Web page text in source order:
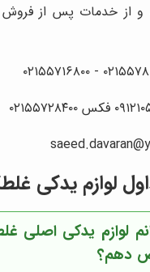
و از خدمات پس از فروش
لوازم یدکی
لوازم یدکی اصلی
دهم؟